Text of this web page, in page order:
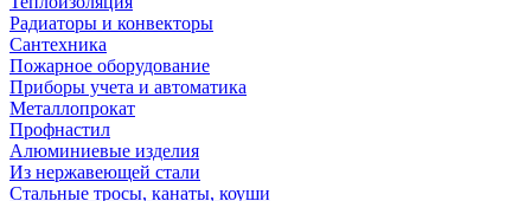
Радиаторы и конвекторы
Сантехника
Пожарное оборудование
Приборы учета и автоматика
Металлопрокат
Профнастил
Алюминиевые изделия
Из нержавеющей стали
Стальные тросы, канаты, коуши